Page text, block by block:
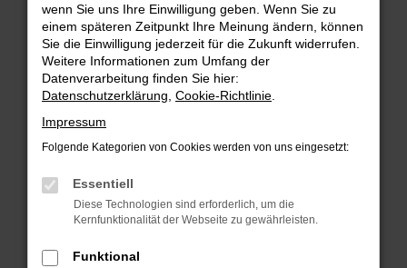
Beim Laden ist ein Fehler aufgetreten.
Hier sind ein paar Tipps, die dir helfen können:
Überprüfe deine Firewall und deine
Internetverbindung.
Laden andere Webseiten, zum Beispiel deine
Suchmaschine?
Prüfe deine Browsererweiterungen.
können das Laden bestimmter Seiten
verhindern. Funktioniert die Seite in einem
Fenster?
wenn Sie uns Ihre Einwilligung geben. Wenn Sie zu
einem späteren Zeitpunkt Ihre Meinung ändern, können
Sie die Einwilligung jederzeit für die Zukunft widerrufen.
Weitere Informationen zum Umfang der
Datenverarbeitung finden Sie hier:
Datenschutzerklärung Cookie-Richtlinie
Impressum
Folgende Kategorien von Cookies werden von uns eingesetzt:
Essentiell
Diese Technologien sind erforderlich, um die
Kernfunktionalität der Webseite zu gewährleisten.
Funktional